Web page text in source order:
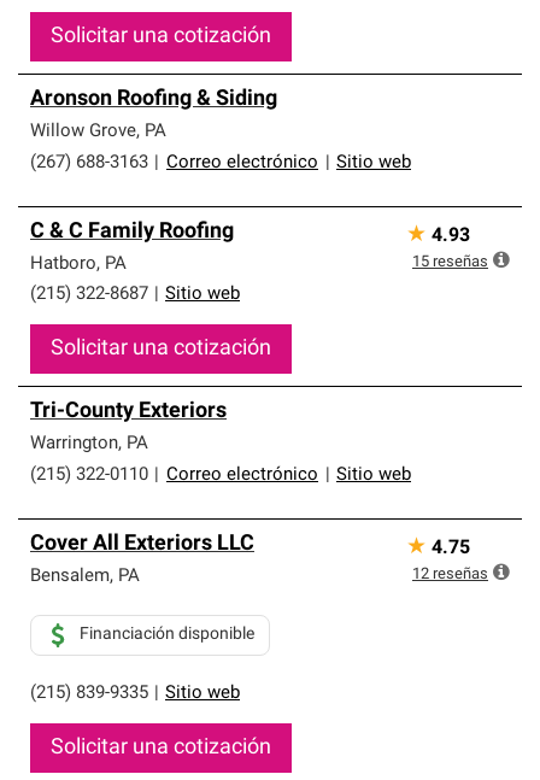
Solicitar una cotización
Aronson Roofing & Siding
Willow Grove, PA
(267) 688-3163
Correo electrónico Sitio web
C & C Family Roofing
Hatboro, PA
(215) 322-8687
Sitio web
Solicitar una cotización
★ 4.93
15 reseñas
Tri-County Exteriors
Warrington, PA
(215) 322-0110
Correo electrónico Sitio web
Cover All Exteriors LLC
Bensalem, PA
(215) 839-9335 Sitio web
Financiación disponible
Solicitar una cotización
★ 4.75
12 reseñas